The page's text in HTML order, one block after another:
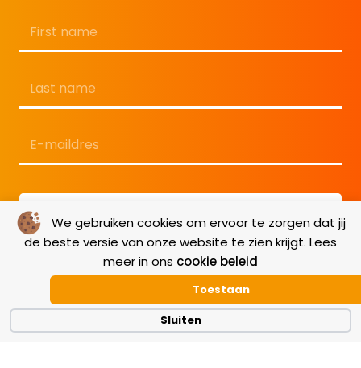
We gebruiken cookies om ervoor te zorgen dat jij
de beste versie van onze website te zien krijgt. Lees
meer in ons cookie beleid
Toestaan
Sluiten
mailadres *